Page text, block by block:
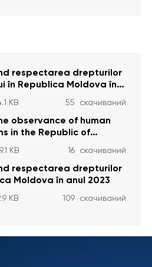
respectarea drepturilor
în Republica Moldova în
KB 55 скачиваний
observance of human
in the Republic of
KB 16 скачиваний
respectarea drepturilor
Moldova în anul 2023
KB 109 скачиваний